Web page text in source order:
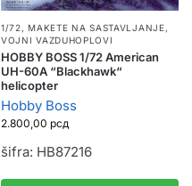
1/72,MAKETE NA SASTAVLJANJE,
VOJNI VAZDUHOPLOVI
HOBBY BOSS 1/72 American
UH-60A “Blackhawk“
helicopter
Hobby Boss
2.800,00 рсд
šifra: HB87216